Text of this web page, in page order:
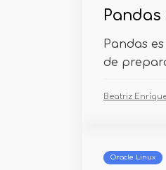
Pandas
Pandas
de
Beatriz
Oracle Linux